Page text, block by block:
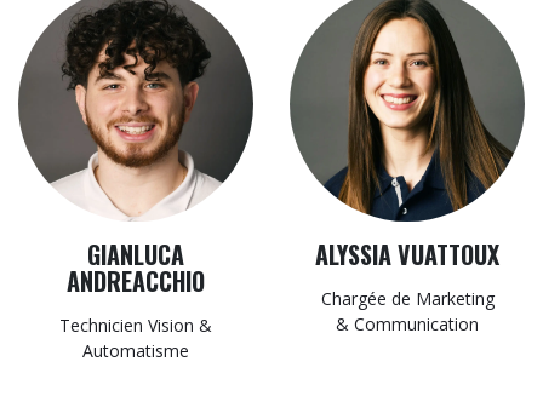
GIANLUCA
ANDREACCHIO
Technicien Vision &
Automatisme
ALYSSIA VUATTOUX
Chargée de Marketing
& Communication